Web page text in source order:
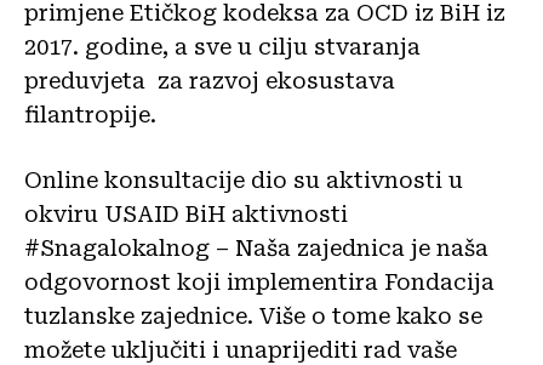
primjene Etičkog kodeksa za OCD iz BiH iz
2017. godine, a sve u cilju stvaranja
preduvjeta za razvoj ekosustava
filantropije.
Online konsultacije dio su aktivnosti u
okviru USAID BiH aktivnosti
#Snagalokalnog – Naša zajednica je naša
odgovornost koji implementira Fondacija
tuzlanske zajednice. Više o tome kako se
možete uključiti i unaprijediti rad vaše